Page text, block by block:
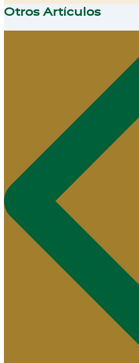
Otros Artículos